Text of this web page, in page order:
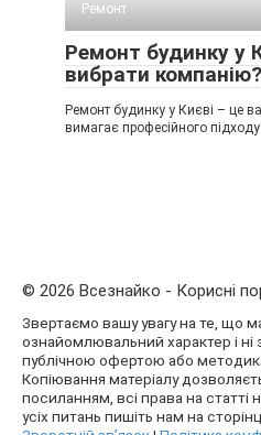
Ремонт
Ремонт будинку у
вибрати компанію?
Ремонт будинку у Києві – це
вимагає професійного підходу
© 2026 Всезнайко - Корисні
Звертаємо вашу увагу на те, що
ознайомлювальний характер і ні
публічною офертою або
Копіювання матеріалу
посиланням, всі права на статті
усіх питань пишіть нам на